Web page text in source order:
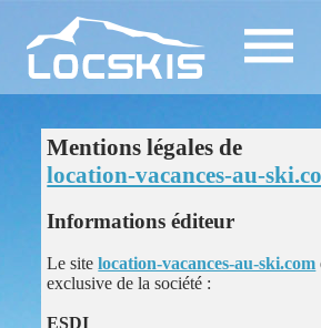
Mentions légales de
location-vacances-au-
Informations éditeur
Le sitelocation-vacances-au-ski.com
exclusive de la société :
ESDI